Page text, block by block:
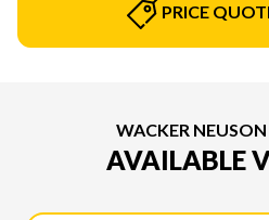
PRICE
WACKER
AVAILABLE